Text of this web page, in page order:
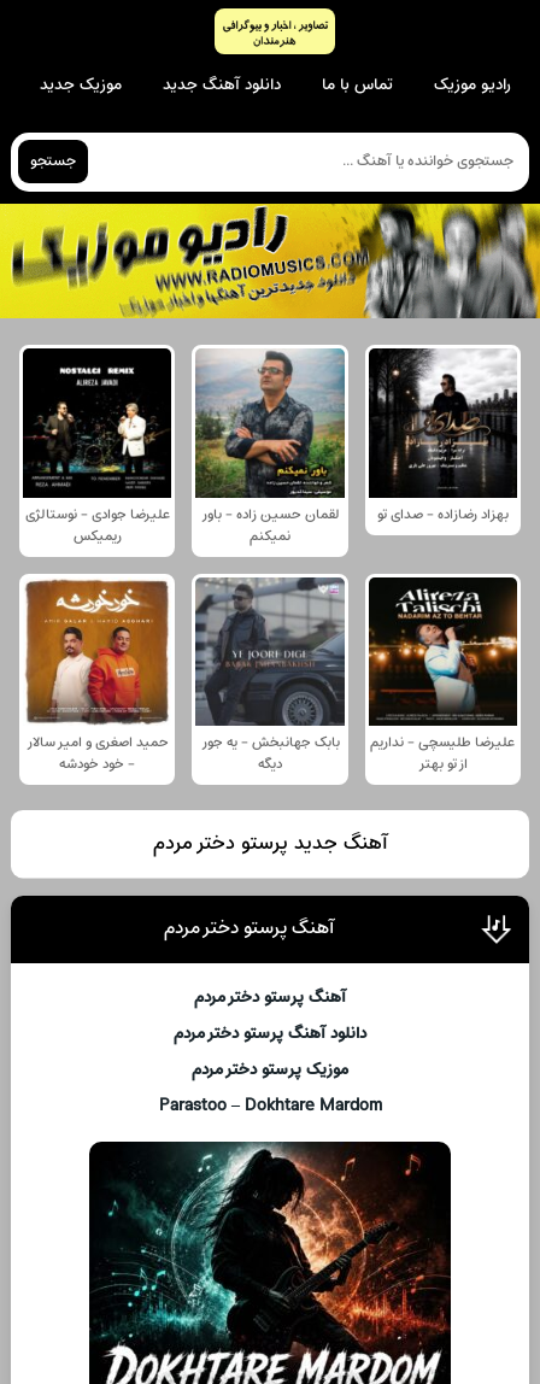
رادیو موزیک تماس با ما دانلود آهنگ جدید موزیک جدید
جستجو
بهزاد رضازاده - صدای تو
لقمان حسین زاده - باور
نمیکنم
علیرضا جوادی - نوستالژی
ریمیکس
علیرضا طلیسچی - نداریم
از تو بهتر
بابک جهانبخش - یه جور
دیگه
حمید اصغری و امیر سالار
- خود خودشه
آهنگ جدید پرستو دختر مردم
آهنگ پرستو دختر مردم
آهنگ پرستو دختر مردم
دانلود آهنگ پرستو دختر مردم
موزیک پرستو دختر مردم
Parastoo – Dokhtare Mardom